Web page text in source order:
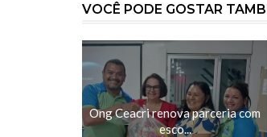
VOCÊ PODE GOSTAR
Ong Ceacri renova parceria com
esco...